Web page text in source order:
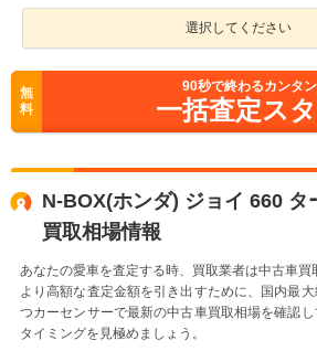
選択してください
無
料
90秒で終わるカンタ
一括査定ス
N-BOX(ホンダ) ジョイ 660 タ
買取相場情報
あなたの愛車を査定する時、買取業者は中古車買
より高額な査定金額を引き出すために、国内最
つカーセンサーで最新の中古車買取相場を確認
タイミングを見極めましょう。